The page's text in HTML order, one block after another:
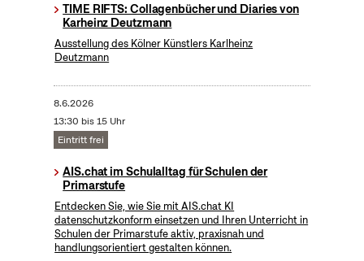
TIME RIFTS: Collagenbücher und Diaries von
Karheinz Deutzmann
Ausstellung des Kölner Künstlers Karlheinz
Deutzmann
8.6.2026
13:30 bis 15 Uhr
Eintritt frei
AIS.chat im Schulalltag für Schulen der
Primarstufe
Entdecken Sie, wie Sie mit AIS.chat KI
datenschutzkonform einsetzen und Ihren Unterricht in
Schulen der Primarstufe aktiv, praxisnah und
handlungsorientiert gestalten können.